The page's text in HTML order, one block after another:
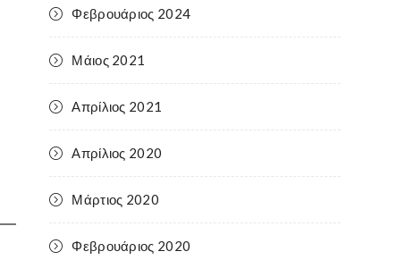
Φεβρουάριος 2024
Μάιος 2021
Απρίλιος 2021
Απρίλιος 2020
Μάρτιος 2020
Φεβρουάριος 2020